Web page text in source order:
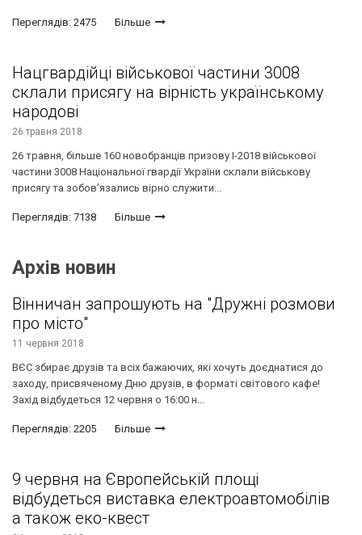
Переглядів: 2475 Більше
Нацгвардійці військової частини 3008
склали присягу на вірність українському
народові
26 травня 2018
26 травня, більше 160 новобранців призову І-2018 військової
частини 3008 Національної гвардії України склали військову
присягу та зобов’язались вірно служити...
Переглядів: 7138 Більше
Архів новин
Вінничан запрошують на "Дружні розмови
про місто"
11 червня 2018
ВЄС збирає друзів та всіх бажаючих, які хочуть доєднатися до
заходу, присвяченому Дню друзів, в форматі світового кафе!
Захід відбудеться 12 червня о 16:00 н...
Переглядів: 2205 Більше
9 червня на Європейській площі
відбудеться виставка електроавтомобілів
а також еко-квест